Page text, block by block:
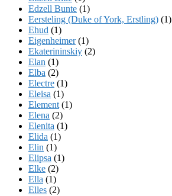
Edzell Bunte (1)
Eersteling (Duke of York, Erstling) (1)
Ehud (1)
Eigenheimer(1)
Ekaterininskiy (2)
Elan (1)
Elba (2)
Electre (1)
Eleisa (1)
Element (1)
Elena (2)
Elenita (1)
Elida (1)
Elin (1)
Elipsa (1)
Elke (2)
Ella (1)
Elles (2)